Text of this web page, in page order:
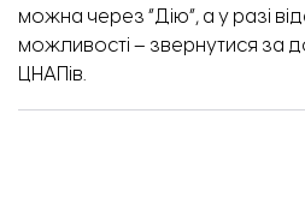
можна через “Дію”, а у разі
можливості – звернутися за
ЦНАПів.